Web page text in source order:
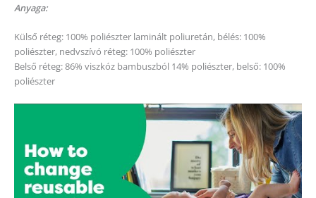
Anyaga:
Külső réteg: 100% poliészter laminált poliuretán, bélés: 100%
poliészter, nedvszívó réteg: 100% poliészter
Belső réteg: 86% viszkóz bambuszból 14% poliészter, belső: 100%
poliészter